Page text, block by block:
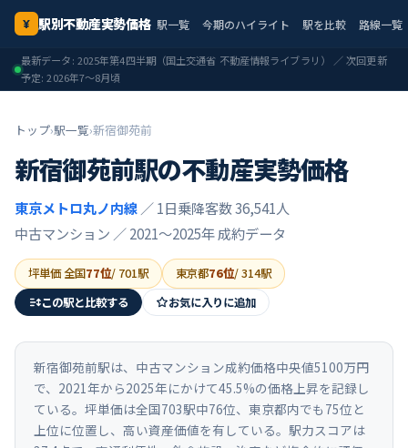
¥ 駅別不動産実勢価格 駅一覧 今期のハイライト 駅を比較 路線一覧
最新データ: 2025年第4四半期（国土交通省 不動産情報ライブラリ） ／ 次回更新
予定:2026年7〜8月頃
トップ›駅一覧›新宿御苑前
新宿御苑前駅の不動産実勢価格
東京メトロ丸ノ内線 ／ 1日乗降客数 36,541人
中古マンション ／2021〜2025年成約データ
坪単価 全国77位/ 701駅 東京都76位/314駅
この駅と比較する
お気に入りに追加
新宿御苑前駅は、中古マンション成約価格中央値5100万円
で、2021年から2025年にかけて45.5%の価格上昇を記録し
ている。坪単価は全国703駅中76位、東京都内でも75位と
上位に位置し、高い資産価値を有している。駅力スコアは